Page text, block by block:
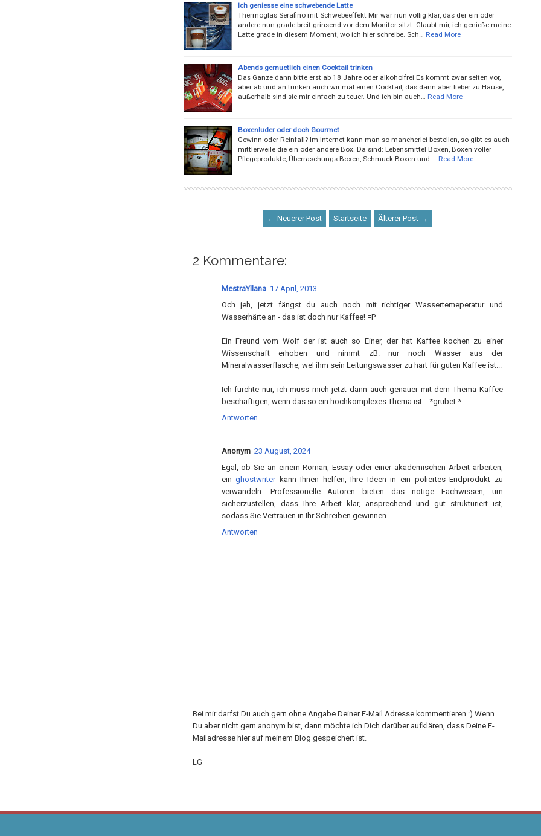
Ich geniesse eine schwebende Latte
Thermoglas Serafino mit Schwebeeffekt Mir war nun völlig klar, das der ein oder
andere nun grade breit grinsend vor dem Monitor sitzt. Glaubt mir, ich genieße meine
Latte grade in diesem Moment, wo ich hier schreibe. Sch…
Read More
Abends gemuetlich einen Cocktail trinken
Das Ganze dann bitte erst ab 18 Jahre oder alkoholfrei Es kommt zwar selten vor,
aber ab und an trinken auch wir mal einen Cocktail, das dann aber lieber zu Hause,
außerhalb sind sie mir einfach zu teuer. Und ich bin auch…
Read More
Boxenluder oder doch Gourmet
Gewinn oder Reinfall? Im Internet kann man so mancherlei bestellen, so gibt es auch
mittlerweile die ein oder andere Box. Da sind: Lebensmittel Boxen, Boxen voller
Pflegeprodukte, ­Überraschungs-Boxen, Schmuck Boxen und …
Read More
← Neuerer Post Startseite Älterer Post →
2 Kommentare:
MestraYllana 17 April, 2013
Och jeh, jetzt fängst du auch noch mit richtiger Wassertemeperatur und
Wasserhärte an - das ist doch nur Kaffee! =P
Ein Freund vom Wolf der ist auch so Einer, der hat Kaffee kochen zu einer
Wissenschaft erhoben und nimmt zB. nur noch Wasser aus der
Mineralwasserflasche, wel ihm sein Leitungswasser zu hart für guten Kaffee ist...
Ich fürchte nur, ich muss mich jetzt dann auch genauer mit dem Thema Kaffee
beschäftigen, wenn das so ein hochkomplexes Thema ist... *grübeL*
Antworten
Anonym 23 August, 2024
Egal, ob Sie an einem Roman, Essay oder einer akademischen Arbeit arbeiten,
einghostwriter kann Ihnen helfen, Ihre Ideen in ein poliertes Endprodukt zu
verwandeln. Professionelle Autoren bieten das nötige Fachwissen, um
sicherzustellen, dass Ihre Arbeit klar, ansprechend und gut strukturiert ist,
sodass Sie Vertrauen in Ihr Schreiben gewinnen.
Antworten
Bei mir darfst Du auch gern ohne Angabe Deiner E-Mail Adresse kommentieren :) Wenn
Du aber nicht gern anonym bist, dann möchte ich Dich darüber aufklären, dass Deine E-
Mailadresse hier auf meinem Blog gespeichert ist.
LG